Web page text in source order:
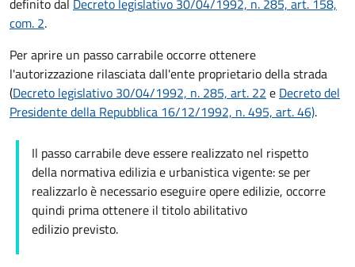
definito dal Decreto legislativo 30/04/1992, n. 285, art. 158,
com. 2.
Per aprire un passo carrabile occorre ottenere
l'autorizzazione rilasciata dall'ente proprietario della strada
(Decreto legislativo 30/04/1992, n. 285, art. 22 e Decreto del
Presidente della Repubblica 16/12/1992, n. 495, art. 46).
Il passo carrabile deve essere realizzato nel rispetto
della normativa edilizia e urbanistica vigente: se per
realizzarlo è necessario eseguire opere edilizie, occorre
quindi prima ottenere il titolo abilitativo
edilizio previsto.